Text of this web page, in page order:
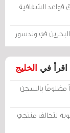
قواعد الشفافية
في وندسور
اقرأ في الخليج
مظلومًا بالسجن
لتحالف منتجي